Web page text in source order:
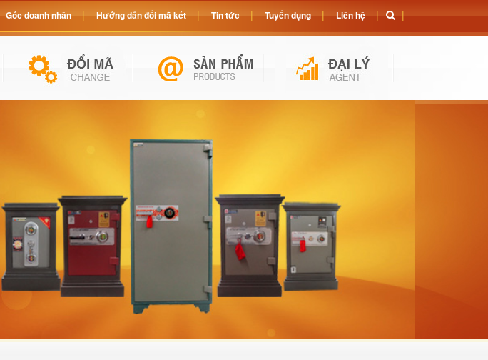
Góc doanh nhân Hướng dẫn đổi mã két Tin tức Tuyển dụng Liên hệ